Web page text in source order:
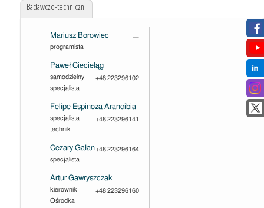
Badawczo-techniczni
Mariusz Borowiec
—
programista
Paweł Ciecieląg
+48 223296102
samodzielny
specjalista
Felipe Espinoza Arancibia
+48 223296141
specjalista
technik
Cezary Gałan+48 223296164
specjalista
Artur Gawryszczak
+48 223296160
kierownik
Ośrodka